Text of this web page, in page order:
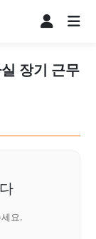
장기 근무
요.